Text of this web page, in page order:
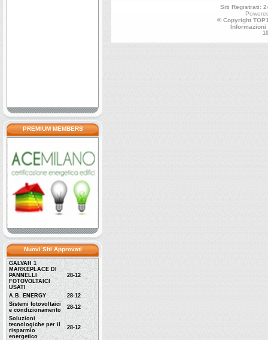
PREMIUM MEMBERS
Nuovi Siti Approvati
GALVAH 1
MARKEPLACE DI
PANNELLI
FOTOVOLTAICI
USATI
28-12
A.B. ENERGY
28-12
Sistemi fotovoltaici
e condizionamento
28-12
Soluzioni
tecnologiche per il
risparmio
energetico
28-12
Siti Registrati:
© Copyright